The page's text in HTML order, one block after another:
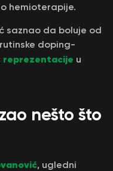
hemioterapije.
saznao da boluje od
doping-
reprezentacije u
nešto što
, ugledni